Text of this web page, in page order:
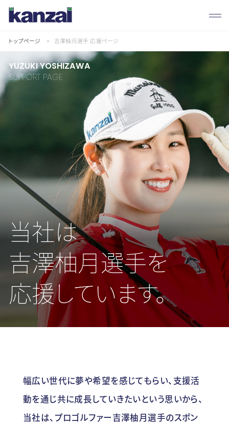
トップページ 吉澤柚月選手 応援ページ
YUZUKI YOSHIZAWA
SUPPORT PAGE
当社は
吉澤柚月選手を
応援しています。
幅広い世代に夢や希望を感じてもらい、支援活
動を通じ共に成長していきたいという思いから、
当社は、プロゴルファー吉澤柚月選手のスポン